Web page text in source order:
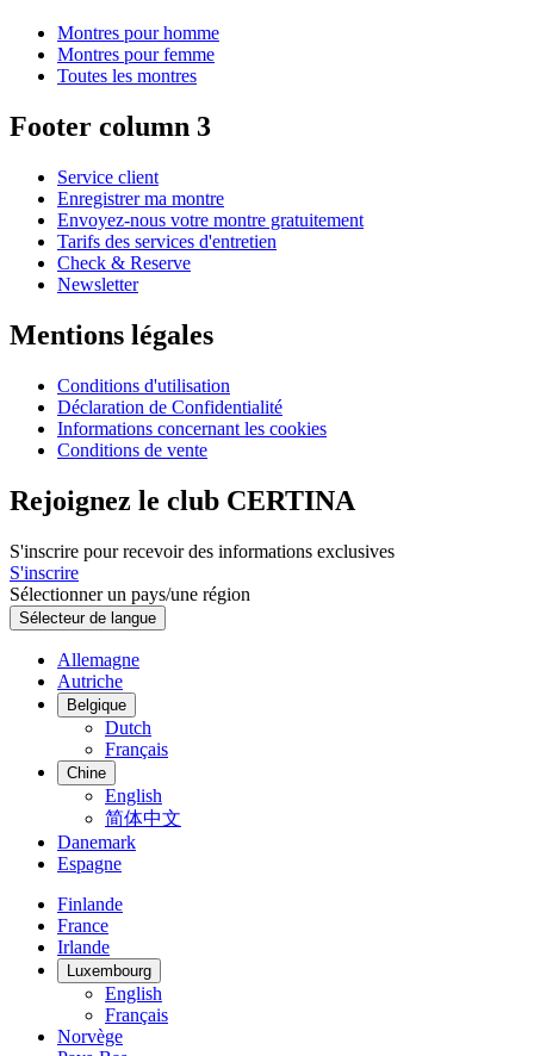
Montres pour homme
Montres pour femme
Toutes les montres
Footer column 3
Service client
Enregistrer ma montre
Envoyez-nous votre montre gratuitement
Tarifs des services d'entretien
Check & Reserve
Newsletter
Mentions légales
Conditions d'utilisation
Déclaration de Confidentialité
Informations concernant les cookies
Conditions de vente
Rejoignez le club CERTINA
S'inscrire pour recevoir des informations exclusives
S'inscrire
Sélectionner un pays/une région
Sélecteur de langue
Allemagne
Autriche
Belgique
Dutch
Français
Chine
English
简体中文
Danemark
Espagne
Finlande
France
Irlande
Luxembourg
English
Français
Norvège